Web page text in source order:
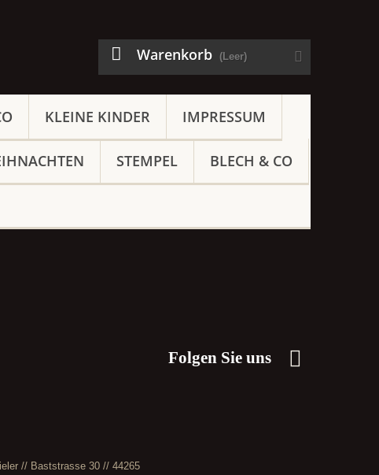
Warenkorb (Leer)
KLEINE KINDER IMPRESSUM
STEMPEL BLECH & CO
Folgen Sie uns
// Baststrasse 30 // 44265